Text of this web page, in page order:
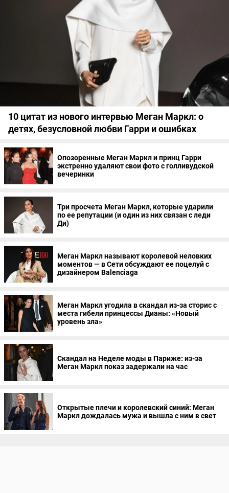
10 цитат из нового интервью Меган Маркл: о
детях, безусловной любви Гарри и ошибках
Опозоренные Меган Маркл и принц Гарри
экстренно удаляют свои фото с голливудской
вечеринки
Три просчета Меган Маркл, которые ударили
по ее репутации (и один из них связан с леди
Ди)
Меган Маркл называют королевой неловких
моментов — в Сети обсуждают ее поцелуй с
дизайнером Balenciaga
Меган Маркл угодила в скандал из-за сторис с
места гибели принцессы Дианы: «Новый
уровень зла»
Скандал на Неделе моды в Париже: из-за
Меган Маркл показ задержали на час
Открытые плечи и королевский синий: Меган
Маркл дождалась мужа и вышла с ним в свет